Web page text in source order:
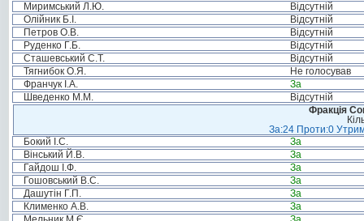
Миримський Л.Ю.
Відсутній
Олійник Б.І.
Відсутній
Петров О.В.
Відсутній
Руденко Г.Б.
Відсутній
Сташевський С.Т.
Відсутній
Тягнибок О.Я.
Не голосував
Франчук І.А.
За
Шведенко М.М.
Відсутній
Фракція
За:24 Проти:0
Бокий І.С.
За
Вінський Й.В.
За
Гайдош І.Ф.
За
Гошовський В.С.
За
Дашутін Г.П.
За
Клименко А.В.
За